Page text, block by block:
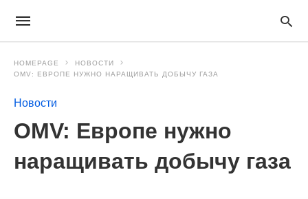
HOMEPAGE
НОВОСТИ
OMV: ЕВРОПЕ НУЖНО НАРАЩИВАТЬ ДОБЫЧУ ГАЗА
Новости
OMV: Европе нужно
наращивать добычу газа